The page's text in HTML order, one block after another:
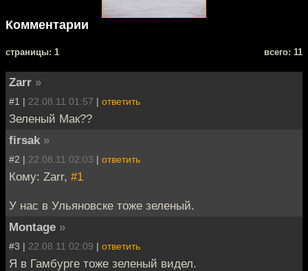
Комментарии
cтраницы: 1 всего: 11
Zarr »
#1 | 22.08.11 01:57 | ответить
Зеленый Мак??
firsak »
#2 | 22.08.11 02:03 | ответить
Кому: Zarr, #1
У нас в Ульяновске тоже зеленый.
Montage »
#3 | 22.08.11 02:09 | ответить
Я в Гамбурге тоже зеленый видел.